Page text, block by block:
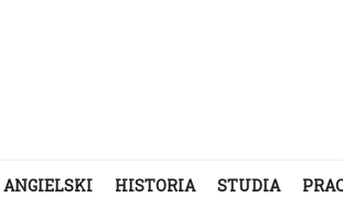
ANGIELSKI HISTORIA STUDIA